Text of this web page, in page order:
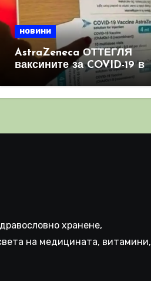
новини
AstraZeneca ОТТЕГЛЯ
ваксините за COVID-19 в
световен мащаб, след
като призна, че те
хранене,
на медицината, витамини,